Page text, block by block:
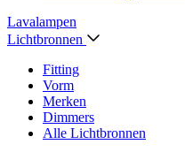
Lavalampen
Lichtbronnen
Fitting
Vorm
Merken
Dimmers
Alle Lichtbronnen